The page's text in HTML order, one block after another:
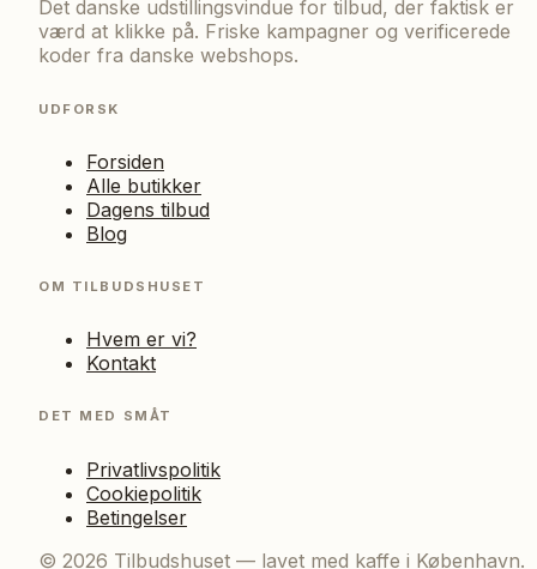
Det danske udstillingsvindue for tilbud, der faktisk er
værd at klikke på. Friske kampagner og verificerede
koder fra danske webshops.
UDFORSK
Forsiden
Alle butikker
Dagens tilbud
Blog
OM TILBUDSHUSET
Hvem er vi?
Kontakt
DET MED SMÅT
Privatlivspolitik
Cookiepolitik
Betingelser
© 2026 Tilbudshuset — lavet med kaffe i København.